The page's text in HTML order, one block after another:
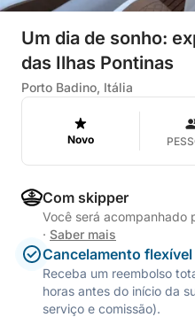
Um dia de sonho:
das Ilhas Pontinas
Porto Badino, Itália
Novo
Com skipper
Você será acompanhado
· Saber mais
Cancelamento flexível
Receba um reembolso
horas antes do início da
serviço e comissão).